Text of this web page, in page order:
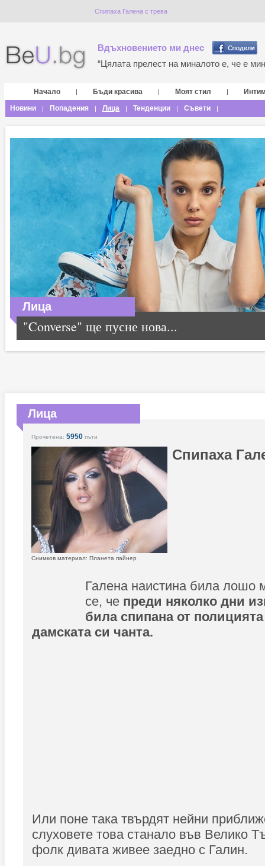
Спипаха Галена с трева
Вдъхновението ми днес
“Цялата прелест на миналото е, че е
Начало | Бъди красива | Моят стил |
Новини
| Попадения | Лица | Тенденции | Съвети |
Лица
"Converse" ще пусне нова...
Лица
Прочетена: 5950 пъти
Спипаха
Снимков материал: Планета пайнер
Галена наистина била лошо
се, че преди няколко дни
била спипана от
дамската си чанта.
Или поне така твърдят нейни
слуховете това станало във Велико
фолк дивата живее заедно с Галин.